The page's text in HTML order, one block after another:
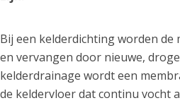
Bij een kelderdichting worden
en vervangen door nieuwe,
kelderdrainage wordt een
de keldervloer dat continu vocht